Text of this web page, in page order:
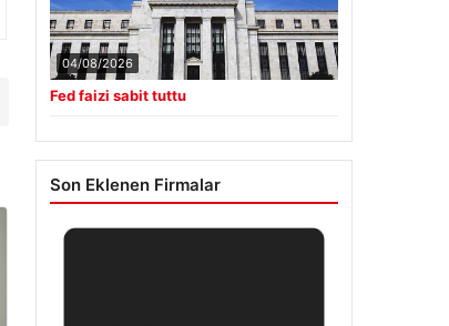
04/08/2026
Fed faizi sabit tuttu
Son Eklenen Firmalar